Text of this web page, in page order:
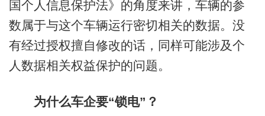
国个人信息保护法》的角度来讲，车辆的参
数属于与这个车辆运行密切相关的数据。没
有经过授权擅自修改的话，同样可能涉及个
人数据相关权益保护的问题。
为什么车企要“锁电”？